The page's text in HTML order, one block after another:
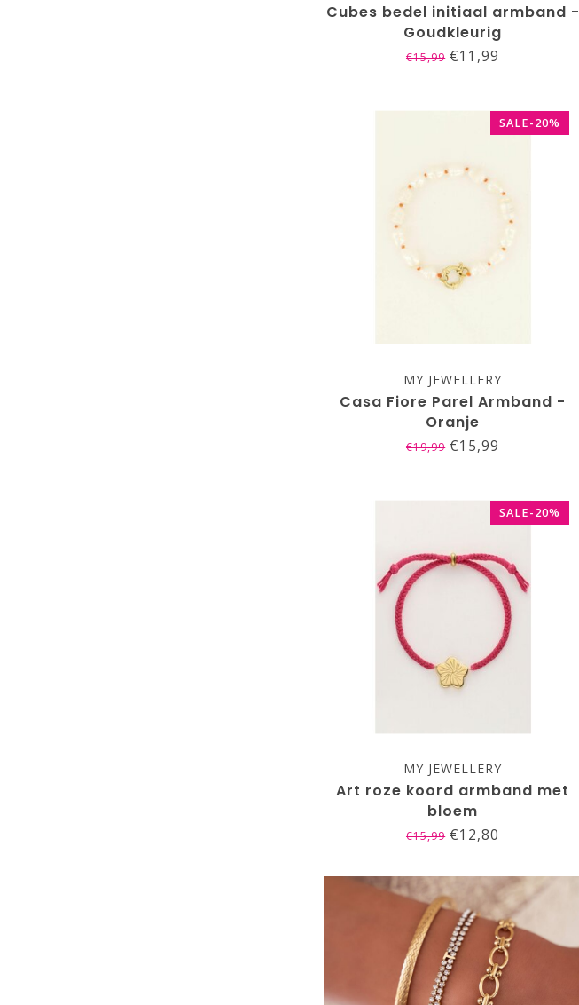
Cubes bedel initiaal armband -
Goudkleurig
€15,99€11,99
SALE-20%
MY JEWELLERY
Casa Fiore Parel Armband -
Oranje
€19,99€15,99
SALE-20%
MY JEWELLERY
Art roze koord armband met
bloem
€15,99€12,80